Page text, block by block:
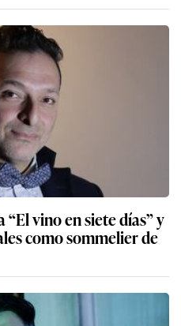
vino en siete días” y
como sommelier de